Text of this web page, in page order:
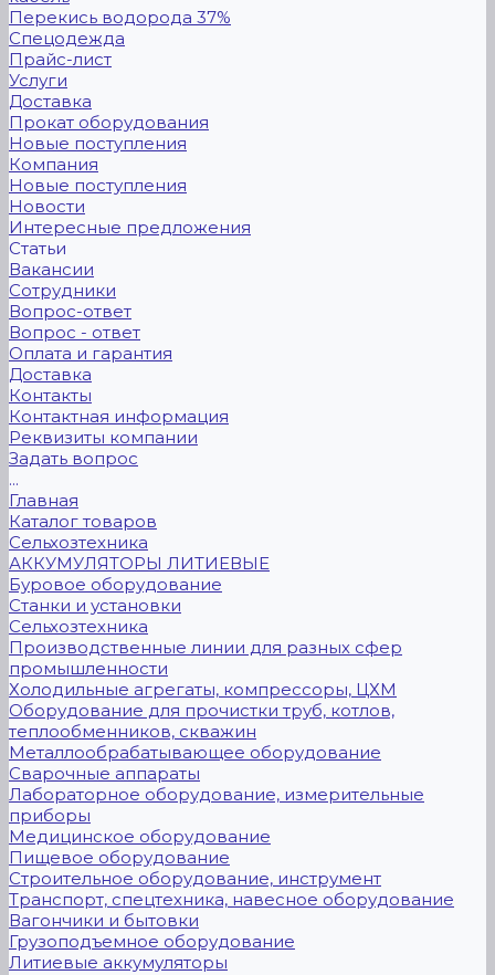
Перекись водорода 37%
Спецодежда
Прайс-лист
Услуги
Доставка
Прокат оборудования
Новые поступления
Компания
Новые поступления
Новости
Интересные предложения
Статьи
Вакансии
Сотрудники
Вопрос-ответ
Вопрос - ответ
Оплата и гарантия
Доставка
Контакты
Контактная информация
Реквизиты компании
Задать вопрос
...
Главная
Каталог товаров
Сельхозтехника
АККУМУЛЯТОРЫ ЛИТИЕВЫЕ
Буровое оборудование
Станки и установки
Сельхозтехника
Производственные линии для разных сфер
промышленности
Холодильные агрегаты, компрессоры, ЦХМ
Оборудование для прочистки труб, котлов,
теплообменников, скважин
Металлообрабатывающее оборудование
Сварочные аппараты
Лабораторное оборудование, измерительные
приборы
Медицинское оборудование
Пищевое оборудование
Строительное оборудование, инструмент
Транспорт, спецтехника, навесное оборудование
Вагончики и бытовки
Грузоподъемное оборудование
Литиевые аккумуляторы